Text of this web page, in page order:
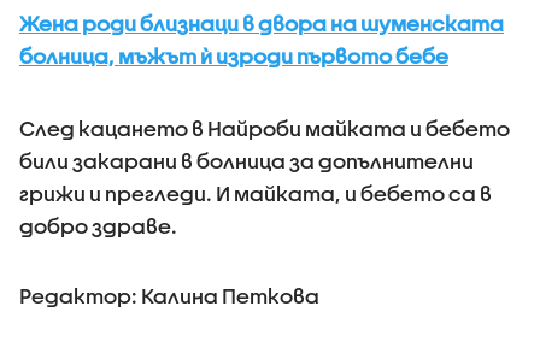
Жена роди близнаци в двора на шуменската
болница, мъжът ѝ изроди първото бебе
След кацането в Найроби майката и бебето
били закарани в болница за допълнителни
грижи и прегледи. И майката, и бебето са в
добро здраве.
Редактор: Калина Петкова